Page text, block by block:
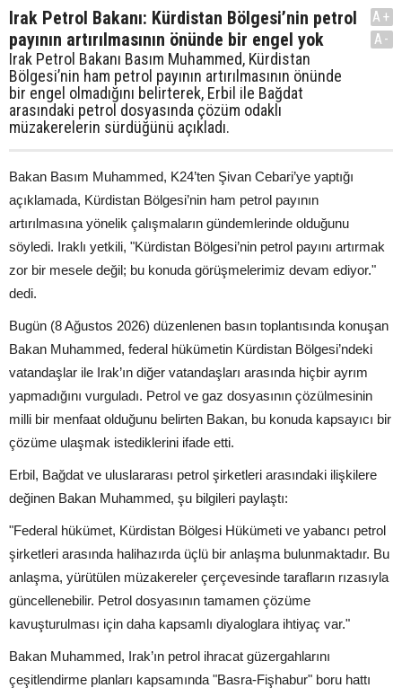
Irak Petrol Bakanı: Kürdistan Bölgesi’nin petrol
payının artırılmasının önünde bir engel yok
Irak Petrol Bakanı Basım Muhammed, Kürdistan
Bölgesi’nin ham petrol payının artırılmasının önünde
bir engel olmadığını belirterek, Erbil ile Bağdat
arasındaki petrol dosyasında çözüm odaklı
müzakerelerin sürdüğünü açıkladı.
A+
A-
Bakan Basım Muhammed, K24’ten Şivan Cebari’ye yaptığı
açıklamada, Kürdistan Bölgesi’nin ham petrol payının
artırılmasına yönelik çalışmaların gündemlerinde olduğunu
söyledi. Iraklı yetkili, "Kürdistan Bölgesi’nin petrol payını artırmak
zor bir mesele değil; bu konuda görüşmelerimiz devam ediyor."
dedi.
Bugün (8 Ağustos 2026) düzenlenen basın toplantısında konuşan
Bakan Muhammed, federal hükümetin Kürdistan Bölgesi’ndeki
vatandaşlar ile Irak’ın diğer vatandaşları arasında hiçbir ayrım
yapmadığını vurguladı. Petrol ve gaz dosyasının çözülmesinin
milli bir menfaat olduğunu belirten Bakan, bu konuda kapsayıcı bir
çözüme ulaşmak istediklerini ifade etti.
Erbil, Bağdat ve uluslararası petrol şirketleri arasındaki ilişkilere
değinen Bakan Muhammed, şu bilgileri paylaştı:
"Federal hükümet, Kürdistan Bölgesi Hükümeti ve yabancı petrol
şirketleri arasında halihazırda üçlü bir anlaşma bulunmaktadır. Bu
anlaşma, yürütülen müzakereler çerçevesinde tarafların rızasıyla
güncellenebilir. Petrol dosyasının tamamen çözüme
kavuşturulması için daha kapsamlı diyaloglara ihtiyaç var."
Bakan Muhammed, Irak’ın petrol ihracat güzergahlarını
çeşitlendirme planları kapsamında "Basra-Fişhabur" boru hattı